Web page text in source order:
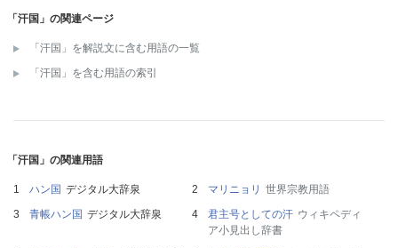
「汗国」の関連ページ
「汗国」を解説文に含む用語の一覧
「汗国」を含む用語の索引
「汗国」の関連用語
ハン国 デジタル大辞泉 マリニョリ 世界宗教用語
青帳ハン国 デジタル大辞泉 君主号としての汗 ウィキペディ
ア小見出し辞書